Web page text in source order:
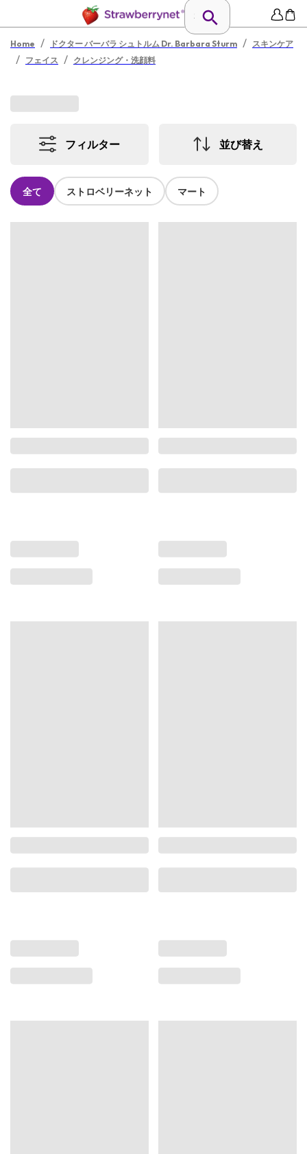
Home / ドクター バーバラ シュトルム Dr. Barbara Sturm / スキンケア
/ フェイス / クレンジング・洗顔料
フィルター 並び替え
全て ストロベリーネット マート